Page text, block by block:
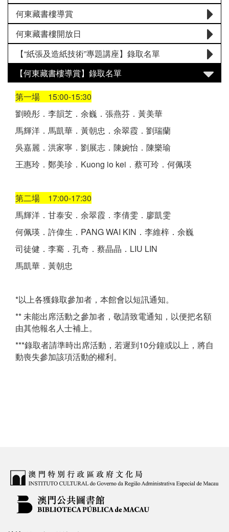
何東藏書樓導賞
何東藏書樓開放日
【“紙張及造紙技術”專題講座】錄取名單
【何東藏書樓導賞】錄取名單
第一場 15:00-15:30
劉曉彤．李韻芝．余巍．張燕芬．黃美華
馬輝洋．馬凱華．黃朝忠．余翠霞．劉瑞蘭
吳嘉麗．洪家寧．劉展志．陳婉怡．陳樂瑜
王惠玲．鄭美珍．Kuong io kei．蔡可玲．何佩瑛
第二場 17:00-17:30
馬輝洋．甘泰安．余翠霞．李倩雯．廖凱雯
何佩瑛．許偉生．PANG WAI KIN．李維梓．余巍
司徒健．李騫．孔奇．蔡晶晶．LIU LIN
馬凱華．黃朝忠
*以上各獲錄取參加者，本館會以短訊通知。
** 未能出席活動之參加者，敬請致電通知，以便把名額
由其他報名人士補上。
***錄取者請準時出席活動，若遲到10分鐘或以上，將自
動喪失參加該項活動的權利。